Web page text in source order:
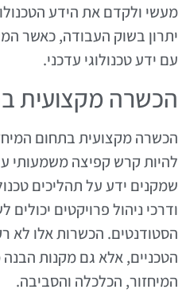
מעשי ולקדם את הידע
יתרון בשוק העבודה, כאשר
עם ידע טכנולוגי עדכני.
הכשרה מקצועית
הכשרה מקצועית בתחום
להיות קרש קפיצה משמעותי
שמקנים ידע על תהליכים
ודרכי ניהול פרויקטים
הסטודנטים. הכשרות אלו לא
הטכניים, אלא גם מקנות
המיחזור, הכלכלה והסביבה.